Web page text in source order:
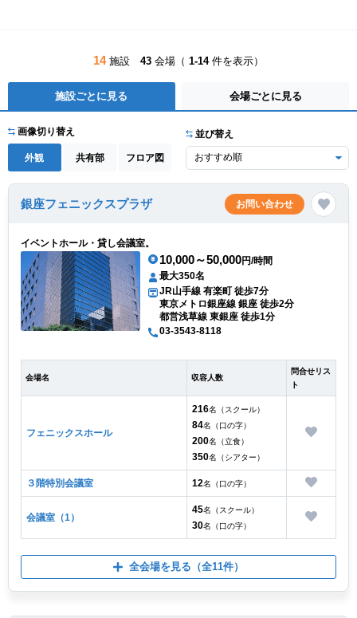
14施設 43 会場（ 1-14件を表示）
施設ごとに見る 会場ごとに見る
画像切り替え
外観 共有部 フロア図
並び替え
銀座フェニックスプラザ お問い合わせ
イベントホール・貸し会議室。
10,000～50,000円/時間
最大350名
JR山手線 有楽町 徒歩7分
東京メトロ銀座線 銀座 徒歩2分
都営浅草線 東銀座 徒歩1分
03-3543-8118
会場名 収容人数
問合せリス
ト
フェニックスホール
216名（スクール）
84名（口の字）
200名（立食）
350名（シアター）
３階特別会議室 12名（口の字）
会議室（1）
45名（スクール）
30名（口の字）
全会場を見る （全11件）